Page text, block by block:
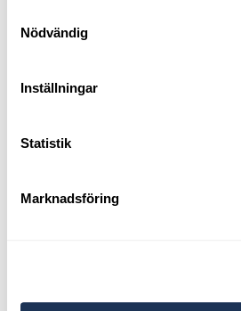
Nödvändig
Inställningar
Statistik
Marknadsföring